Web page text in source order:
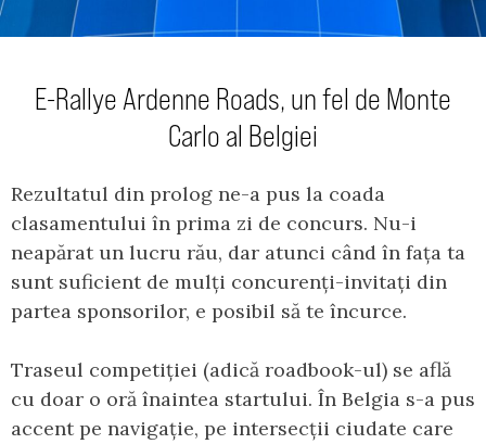
E-Rallye Ardenne Roads, un fel de Monte
Carlo al Belgiei
Rezultatul din prolog ne-a pus la coada
clasamentului în prima zi de concurs. Nu-i
neapărat un lucru rău, dar atunci când în fața ta
sunt suficient de mulți concurenți-invitați din
partea sponsorilor, e posibil să te încurce.
Traseul competiției (adică roadbook-ul) se află
cu doar o oră înaintea startului. În Belgia s-a pus
accent pe navigație, pe intersecții ciudate care